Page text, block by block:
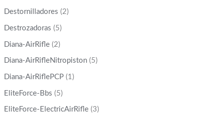
Destornilladores (2)
Destrozadoras (5)
Diana-AirRifle (2)
Diana-AirRifleNitropiston (5)
Diana-AirRiflePCP (1)
EliteForce-Bbs (5)
EliteForce-ElectricAirRifle (3)